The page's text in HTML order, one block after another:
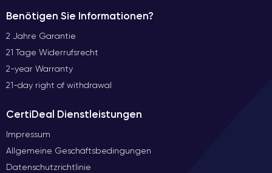
Benötigen Sie Informationen?
2 Jahre Garantie
21 Tage Widerrufsrecht
2-year Warranty
21-day right of withdrawal
CertiDeal Dienstleistungen
Impressum
Allgemeine Geschäftsbedingungen
Datenschutzrichtlinie